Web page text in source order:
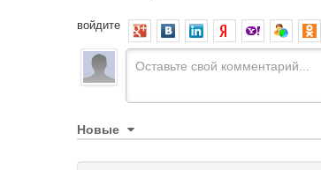
войдите
Новые